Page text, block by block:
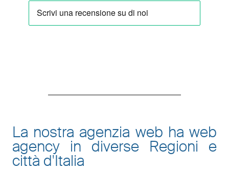
La nostra agenzia web ha web
agency in diverse Regioni e
città d'Italia